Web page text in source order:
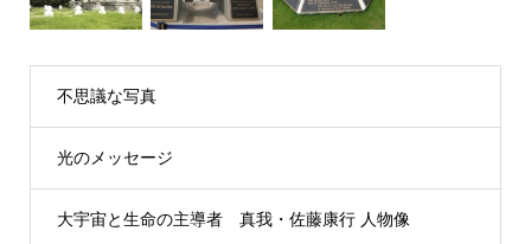
不思議な写真
光のメッセージ
大宇宙と生命の主導者 真我・佐藤康行 人物像